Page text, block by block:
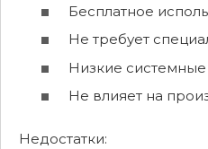
Бесплатное
Не требует
Низкие
Не влияет на
Недостатки: